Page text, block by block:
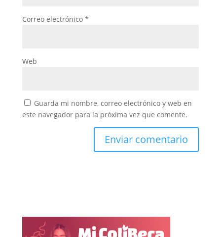
Correo electrónico *
Web
Guarda mi nombre, correo electrónico y web en
este navegador para la próxima vez que comente.